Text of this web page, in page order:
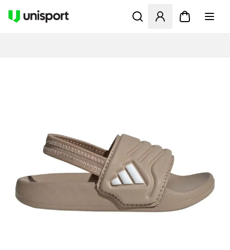
Åbner en Modal til at